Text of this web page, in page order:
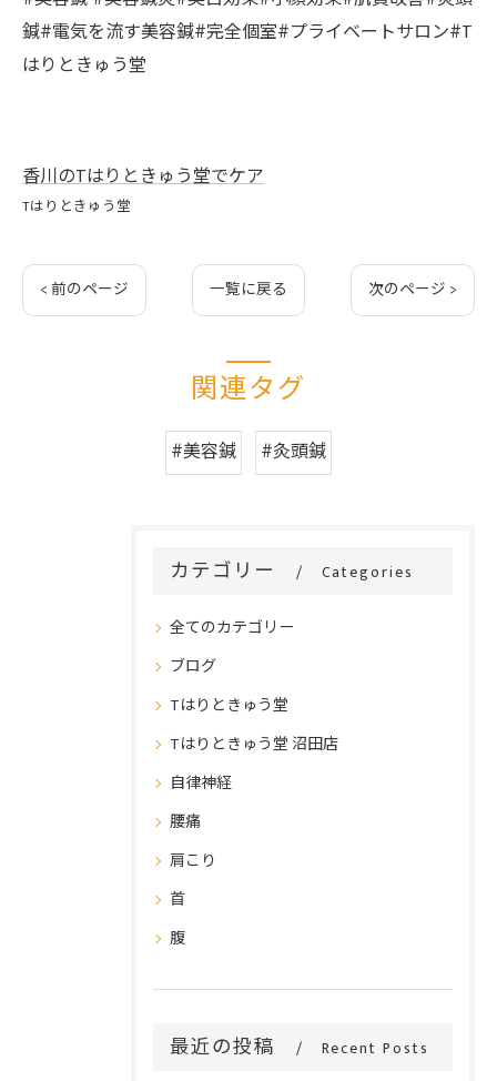
鍼#電気を流す美容鍼#完全個室#プライベートサロン#T
はりときゅう堂
香川のTはりときゅう堂でケア
Tはりときゅう堂
< 前のページ 一覧に戻る 次のページ >
関連タグ
#美容鍼 #灸頭鍼
カテゴリー Categories
全てのカテゴリー
ブログ
Tはりときゅう堂
Tはりときゅう堂 沼田店
自律神経
腰痛
肩こり
首
腹
最近の投稿 Recent Posts